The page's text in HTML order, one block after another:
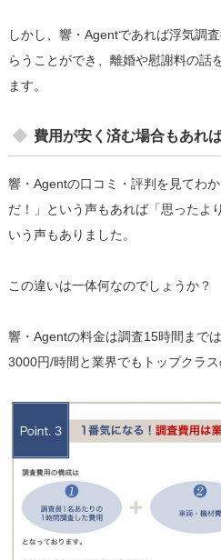
しかし、響・Agentであれば浮気調
らうことができ、離婚や慰謝料の話
ます。
費用が安く済む場合もあれ
響・Agentの口コミ・評判を見てわ
だ！」という声もあれば「思ったよ
いう声もありました。
この違いは一体何なのでしょうか？
響・Agentの料金は調査15時間まで
3000円/時間と業界でもトップクラス